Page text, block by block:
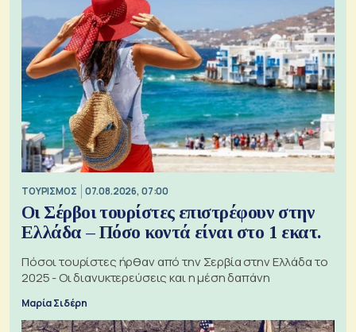
ΤΟΥΡΙΣΜΟΣ 07.08.2026, 07:00
Οι Σέρβοι τουρίστες επιστρέφουν στην
Ελλάδα – Πόσο κοντά είναι στο 1 εκατ.
Πόσοι τουρίστες ήρθαν από την Σερβία στην Ελλάδα το
2025 - Οι διανυκτερεύσεις και η μέση δαπάνη
Μαρία Σιδέρη